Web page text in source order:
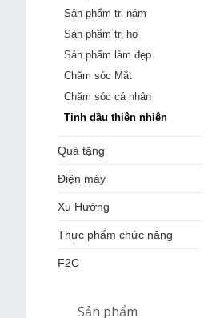
Sản phẩm trị nám
Sản phẩm trị ho
Sản phẩm làm đẹp
Chăm sóc Mắt
Chăm sóc cá nhân
Tinh dầu thiên nhiên
Quà tặng
Điện máy
Xu Hướng
Thực phẩm chức năng
F2C
Sản phẩm